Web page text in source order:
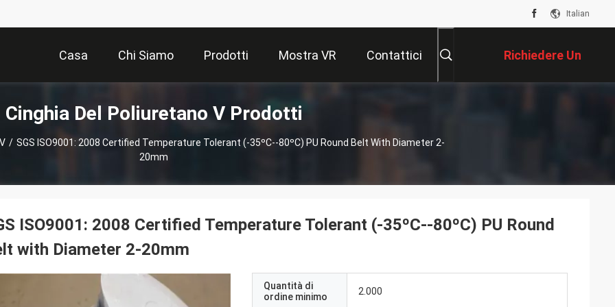
Italian
Casa Chi Siamo Prodotti Mostra VR Contattici Richiedere Un
Preventivo
Cinghia Del Poliuretano V Prodotti
/ SGS ISO9001: 2008 Certified Temperature Tolerant (-35ºC--80ºC) PU Round Belt With Diameter 2-
20mm
ISO9001: 2008 Certified Temperature Tolerant (-35ºC--80ºC) PU Round
with Diameter 2-20mm
Quantità di
ordine minimo
2.000